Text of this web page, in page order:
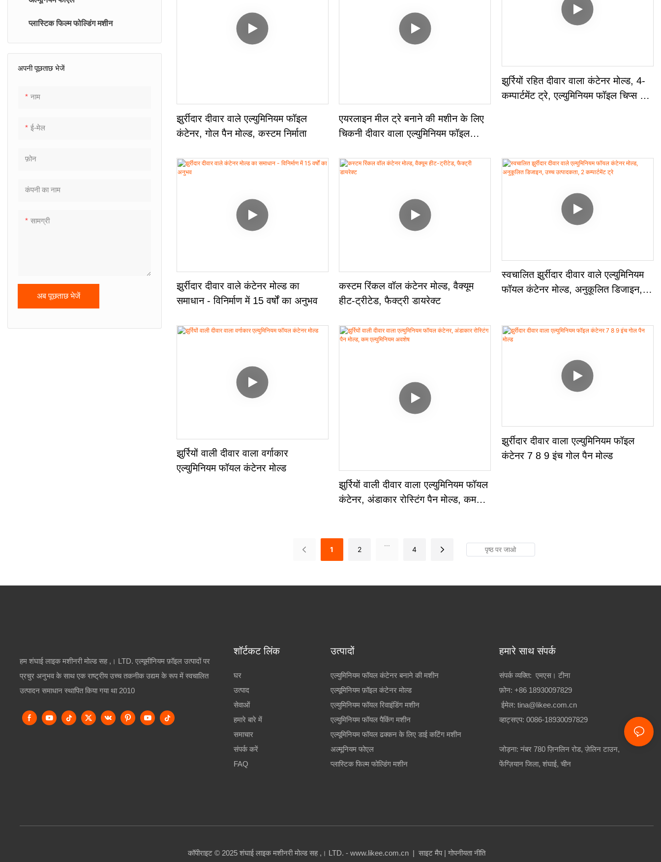
प्लास्टिक फिल्म फोल्डिंग मशीन
अपनी पूछताछ भेजें
नाम
ई-मेल
फ़ोन
कंपनी का नाम
सामग्री
अब पूछताछ भेजें
झुर्रीदार दीवार वाले एल्युमिनियम फॉइल
कंटेनर, गोल पैन मोल्ड, कस्टम निर्माता
एयरलाइन मील ट्रे बनाने की मशीन के लिए
चिकनी दीवार वाला एल्युमिनियम फॉइल
झुर्रियों रहित दीवार वाला कंटेनर मोल्ड, 4-
कम्पार्टमेंट ट्रे, एल्युमिनियम फॉइल चिप्स की
झुर्रीदार दीवार वाले कंटेनर मोल्ड का
समाधान - विनिर्माण में 15 वर्षों का अनुभव
कस्टम रिंकल वॉल कंटेनर मोल्ड, वैक्यूम
हीट-ट्रीटेड, फैक्ट्री डायरेक्ट
स्वचालित झुर्रीदार दीवार वाले एल्युमिनियम
फॉयल कंटेनर मोल्ड, अनुकूलित डिजाइन,
झुर्रियों वाली दीवार वाला वर्गाकार
एल्युमिनियम फॉयल कंटेनर मोल्ड
झुर्रियों वाली दीवार वाला एल्युमिनियम फॉयल
कंटेनर, अंडाकार रोस्टिंग पैन मोल्ड, कम
झुर्रीदार दीवार वाला एल्युमिनियम फॉइल
कंटेनर 7 8 9 इंच गोल पैन मोल्ड
1 2
...
4
हम शंघाई लाइक मशीनरी मोल्ड सह ,। LTD. एल्यूमीनियम फ़ॉइल उत्पादों पर
प्रचुर अनुभव के साथ एक राष्ट्रीय उच्च तकनीक उद्यम के रूप में स्वचालित
उत्पादन समाधान स्थापित किया गया था 2010
शॉर्टकट लिंक
घर
उत्पाद
सेवाओं
हमारे बारे में
समाचार
संपर्क करें
FAQ
उत्पादों
एल्युमिनियम फॉयल कंटेनर बनाने की मशीन
एल्यूमिनियम फ़ॉइल कंटेनर मोल्ड
एल्युमिनियम फॉयल रिवाइंडिंग मशीन
एल्युमिनियम फॉयल पैकिंग मशीन
एल्यूमिनियम फॉयल ढक्कन के लिए डाई कटिंग मशीन
अल्मूनियम फोएल
प्लास्टिक फिल्म फोल्डिंग मशीन
हमारे साथ संपर्क
संपर्क व्यक्ति: एमएस। टीना
फ़ोन: +86 18930097829
ईमेल: tina@likee.com.cn
व्हाट्सएप: 0086-18930097829
जोड़ना: नंबर 780 ज़िनलिन रोड, ज़ेलिन टाउन,
फेंग्ज़ियान जिला, शंघाई, चीन
कॉपीराइट © 2025 शंघाई लाइक मशीनरी मोल्ड सह ,। LTD. - www.likee.com.cn | साइट मैप | गोपनीयता नीति